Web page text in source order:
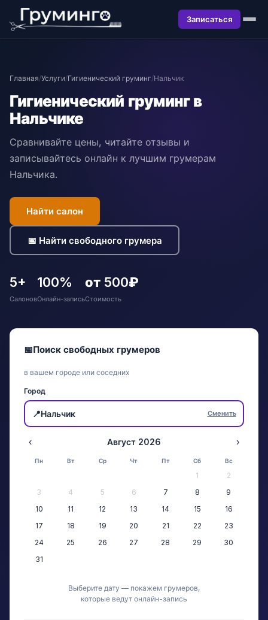
Записаться
Главная/Услуги/Гигиенический груминг/Нальчик
Гигиенический груминг в
Нальчике
Сравнивайте цены, читайте отзывы и
записывайтесь онлайн к лучшим грумерам
Нальчика.
Найти салон
📅 Найти свободного грумера
5+
Салонов
100%
Онлайн-запись
от 500₽
Стоимость
📅Поиск свободных грумеров
в вашем городе или соседних
Город
📍Нальчик Сменить
‹ Август 2026 ›
Пн Вт Ср Чт Пт Сб Вс
1
2
3
4 5 6 7 8
9
10
11 12 13 14 15
16
17
18 19 20 21 22
23
24
25 26 27 28 29
30
31
Выберите дату — покажем грумеров,
которые ведут онлайн-запись